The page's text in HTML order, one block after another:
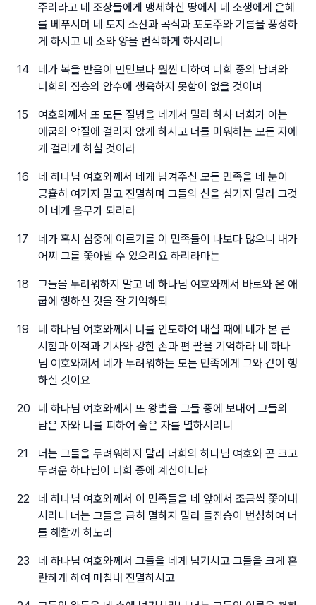
주리라고 네 조상들에게 맹세하신 땅에서 네 소생에게 은혜
를 베푸시며 네 토지 소산과 곡식과 포도주와 기름을 풍성하
게 하시고 네 소와 양을 번식하게 하시리니
14
네가 복을 받음이 만민보다 훨씬 더하여 너희 중의 남녀와
너희의 짐승의 암수에 생육하지 못함이 없을 것이며
15
여호와께서 또 모든 질병을 네게서 멀리 하사 너희가 아는
애굽의 악질에 걸리지 않게 하시고 너를 미워하는 모든 자에
게 걸리게 하실 것이라
16
네 하나님 여호와께서 네게 넘겨주신 모든 민족을 네 눈이
긍휼히 여기지 말고 진멸하며 그들의 신을 섬기지 말라 그것
이 네게 올무가 되리라
17
네가 혹시 심중에 이르기를 이 민족들이 나보다 많으니 내가
어찌 그를 쫓아낼 수 있으리요 하리라마는
18
그들을 두려워하지 말고 네 하나님 여호와께서 바로와 온 애
굽에 행하신 것을 잘 기억하되
19
네 하나님 여호와께서 너를 인도하여 내실 때에 네가 본 큰
시험과 이적과 기사와 강한 손과 편 팔을 기억하라 네 하나
님 여호와께서 네가 두려워하는 모든 민족에게 그와 같이 행
하실 것이요
20
네 하나님 여호와께서 또 왕벌을 그들 중에 보내어 그들의
남은 자와 너를 피하여 숨은 자를 멸하시리니
21
너는 그들을 두려워하지 말라 너희의 하나님 여호와 곧 크고
두려운 하나님이 너희 중에 계심이니라
22
네 하나님 여호와께서 이 민족들을 네 앞에서 조금씩 쫓아내
시리니 너는 그들을 급히 멸하지 말라 들짐승이 번성하여 너
를 해할까 하노라
23
네 하나님 여호와께서 그들을 네게 넘기시고 그들을 크게 혼
란하게 하여 마침내 진멸하시고